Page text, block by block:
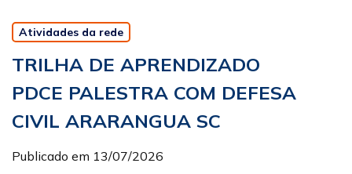
Atividades da rede
TRILHA DE APRENDIZADO
PDCE PALESTRA COM DEFESA
CIVIL ARARANGUA SC
Publicado em 13/07/2026